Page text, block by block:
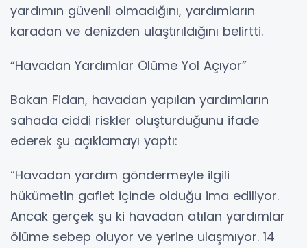
yardımın güvenli olmadığını, yardımların
karadan ve denizden ulaştırıldığını belirtti.
“Havadan Yardımlar Ölüme Yol Açıyor”
Bakan Fidan, havadan yapılan yardımların
sahada ciddi riskler oluşturduğunu ifade
ederek şu açıklamayı yaptı:
“Havadan yardım göndermeyle ilgili
hükümetin gaflet içinde olduğu ima ediliyor.
Ancak gerçek şu ki havadan atılan yardımlar
ölüme sebep oluyor ve yerine ulaşmıyor. 14